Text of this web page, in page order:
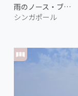
雨のノース・ブリッジ・ロード
シンガポール